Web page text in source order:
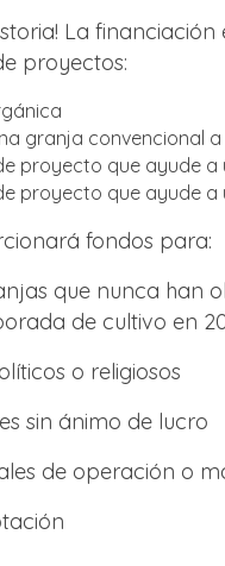
La
proyectos:
granja convencional
proyecto que ayude
proyecto que ayude
fondos para:
que nunca han
de cultivo en
o religiosos
sin ánimo de lucro
de operación o